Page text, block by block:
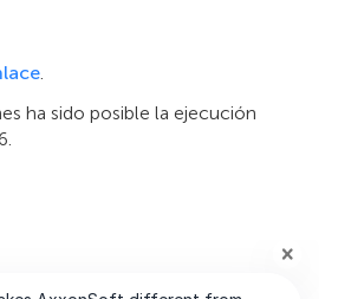
.
ha sido posible la ejecución